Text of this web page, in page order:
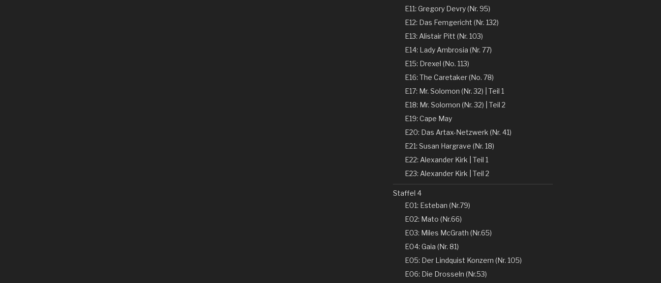
E11: Gregory Devry (Nr. 95)
E12: Das Femgericht (Nr. 132)
E13: Alistair Pitt (Nr. 103)
E14: Lady Ambrosia (Nr. 77)
E15: Drexel (No. 113)
E16: The Caretaker (No. 78)
E17: Mr. Solomon (Nr. 32) | Teil 1
E18: Mr. Solomon (Nr. 32) | Teil 2
E19: Cape May
E20: Das Artax-Netzwerk (Nr. 41)
E21: Susan Hargrave (Nr. 18)
E22: Alexander Kirk | Teil 1
E23: Alexander Kirk | Teil 2
Staffel 4
E01: Esteban (Nr.79)
E02: Mato (Nr.66)
E03: Miles McGrath (Nr.65)
E04: Gaia (Nr. 81)
E05: Der Lindquist Konzern (Nr. 105)
E06: Die Drosseln (Nr.53)